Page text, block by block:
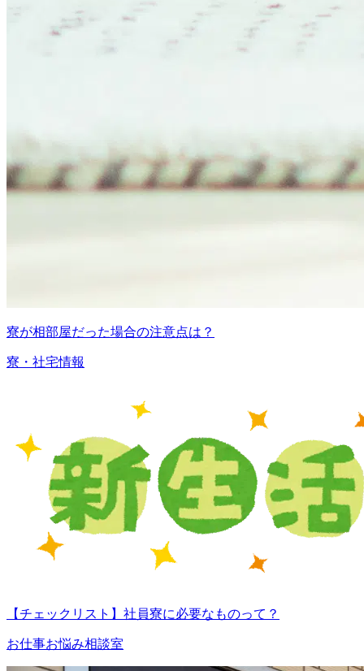
寮が相部屋だった場合の注意点は？
寮・社宅情報
【チェックリスト】社員寮に必要なものって？
お仕事お悩み相談室